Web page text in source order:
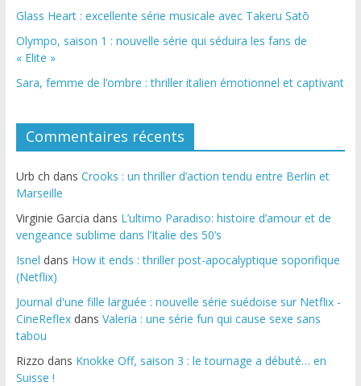
Glass Heart : excellente série musicale avec Takeru Satō
Olympo, saison 1 : nouvelle série qui séduira les fans de
« Elite »
Sara, femme de l’ombre : thriller italien émotionnel et captivant
Commentaires récents
Urb ch dans Crooks : un thriller d’action tendu entre Berlin et
Marseille
Virginie Garcia dans L’ultimo Paradiso: histoire d’amour et de
vengeance sublime dans l’Italie des 50’s
Isnel dans How it ends : thriller post-apocalyptique soporifique
(Netflix)
Journal d'une fille larguée : nouvelle série suédoise sur Netflix -
CineReflexdans Valeria : une série fun qui cause sexe sans
tabou
Rizzo dans Knokke Off, saison 3 : le tournage a débuté… en
Suisse !